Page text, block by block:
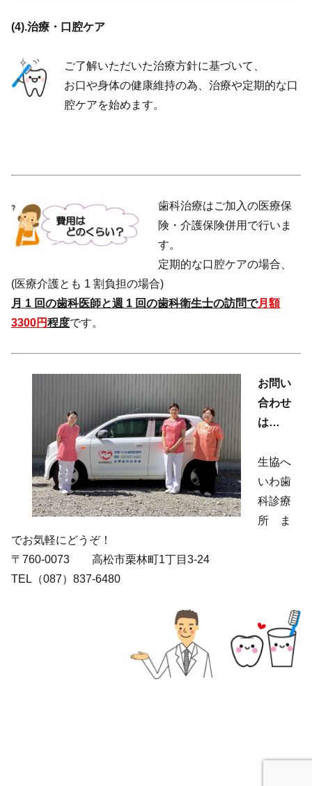
(4).治療・口腔ケア
ご了解いただいた治療方針に基づいて、
お口や身体の健康維持の為、治療や定期的な口
腔ケアを始めます。
歯科治療はご加入の医療保
険・介護保険併用で行いま
す。
定期的な口腔ケアの場合、
(医療介護とも 1 割負担の場合)
月 1 回の歯科医師と週 1 回の歯科衛生士の訪問で月額
3300円程度です。
お問い
合わせ
は…
生協へ
いわ歯
科診療
所 ま
でお気軽にどうぞ！
〒760-0073 高松市栗林町1丁目3-24
TEL（087）837-6480